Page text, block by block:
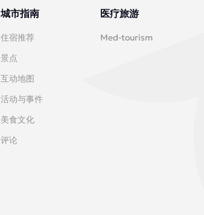
城市指南
住宿推荐
景点
互动地图
活动与事件
美食文化
评论
医疗旅游
Med-tourism